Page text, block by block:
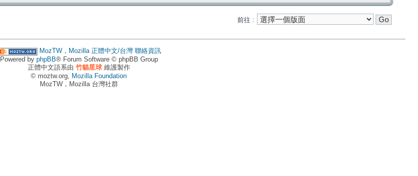
前往 :
MozTW，Mozilla 正體中文/台灣 聯絡資訊
Powered by phpBB® Forum Software © phpBB Group
正體中文語系由 竹貓星球維護製作
© moztw.org, Mozilla Foundation
MozTW，Mozilla 台灣社群